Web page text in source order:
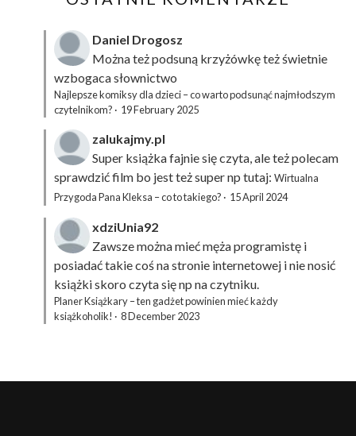
Daniel Drogosz
Można też podsuną krzyżówkęteż świetnie
wzbogaca słownictwo
Najlepsze komiksy dla dzieci – co warto podsunąć najmłodszym
czytelnikom? · 19 February 2025
zalukajmy.pl
Super książka fajnie się czyta, ale też polecam
sprawdzić film bo jest też super np tutaj: Wirtualna
Przygoda Pana Kleksa – co to takiego? · 15 April 2024
xdziUnia92
Zawsze można mieć męża programistę i
posiadać takie coś na stronie internetowej i nie nosić
książki skoro czyta się np na czytniku.
Planer Książkary – ten gadżet powinien mieć każdy
książkoholik! · 8 December 2023